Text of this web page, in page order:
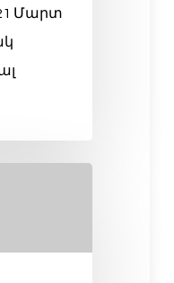
Մարտ